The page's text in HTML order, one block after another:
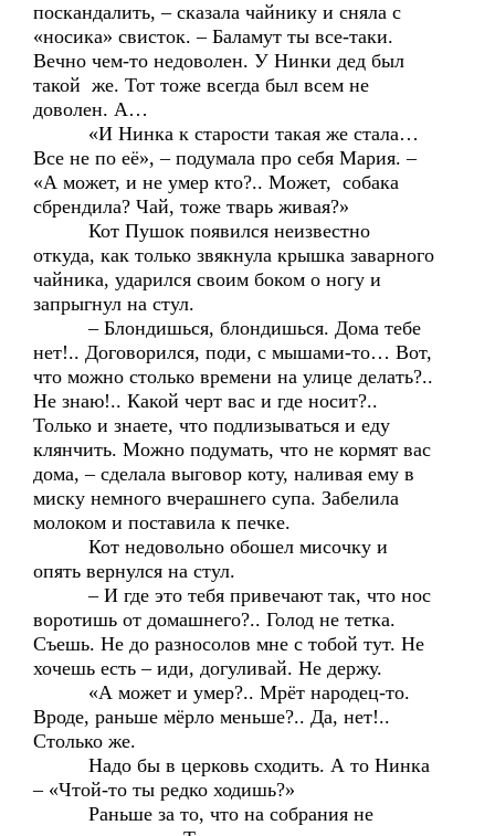
поскандалить, – сказала чайнику и сняла с
«носика» свисток. – Баламут ты все-таки.
Вечно чем-то недоволен. У Нинки дед был
такой же. Тот тоже всегда был всем не
доволен. А…
«И Нинка к старости такая же стала…
Все не по её», – подумала про себя Мария. –
«А может, и не умер кто?.. Может, собака
сбрендила? Чай, тоже тварь живая?»
Кот Пушок появился неизвестно
откуда, как только звякнула крышка заварного
чайника, ударился своим боком о ногу и
запрыгнул на стул.
– Блондишься, блондишься. Дома тебе
нет!.. Договорился, поди, с мышами-то… Вот,
что можно столько времени на улице делать?..
Не знаю!.. Какой черт вас и где носит?..
Только и знаете, что подлизываться и еду
клянчить. Можно подумать, что не кормят вас
дома, – сделала выговор коту, наливая ему в
миску немного вчерашнего супа. Забелила
молоком и поставила к печке.
Кот недовольно обошел мисочку и
опять вернулся на стул.
– И где это тебя привечают так, что нос
воротишь от домашнего?.. Голод не тетка.
Съешь. Не до разносолов мне с тобой тут. Не
хочешь есть – иди, догуливай. Не держу.
«А может и умер?.. Мрёт народец-то.
Вроде, раньше мёрло меньше?.. Да, нет!..
Столько же.
Надо бы в церковь сходить. А то Нинка
– «Чтой-то ты редко ходишь?»
Раньше за то, что на собрания не